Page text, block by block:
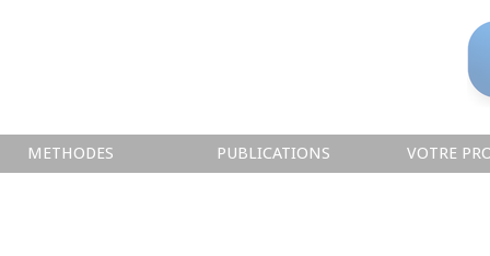
METHODES PUBLICATIONS VOTRE